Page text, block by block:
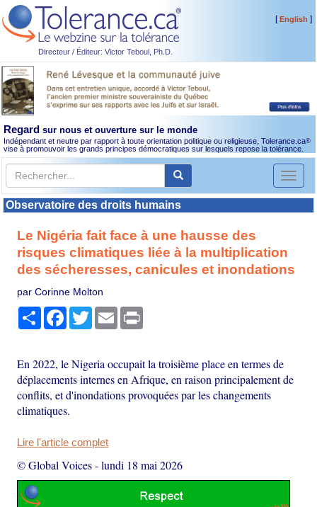
Directeur / Éditeur: Victor Teboul, Ph.D.
[English ]
Regard sur nous et ouverture sur le monde
Indépendant et neutre par rapport à toute orientation politique ou religieuse, Tolerance.ca®
vise à promouvoir les grands principes démocratiques sur lesquels repose la tolérance.
Toggle
Observatoire des droits humains
Le Nigéria fait face à une hausse des
risques climatiques liée à la multiplication
des sécheresses, canicules et inondations
par Corinne Molton
PartagerFacebook
TwitterEmail
En 2022, le Nigeria occupait la troisième place en termes de
déplacements internes en Afrique, en raison principalement de
conflits, et d'inondations provoquées par les changements
climatiques.
Lire l'article complet
© Global Voices-lundi 18 mai 2026